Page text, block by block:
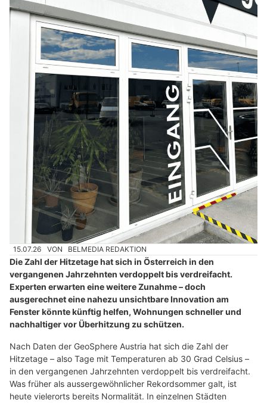
15.07.26 VON BELMEDIA REDAKTION
Die Zahl der Hitzetage hat sich in Österreich in den
vergangenen Jahrzehnten verdoppelt bis verdreifacht.
Experten erwarten eine weitere Zunahme – doch
ausgerechnet eine nahezu unsichtbare Innovation am
Fenster könnte künftig helfen, Wohnungen schneller und
nachhaltiger vor Überhitzung zu schützen.
Nach Daten der GeoSphere Austria hat sich die Zahl der
Hitzetage – also Tage mit Temperaturen ab 30 Grad Celsius –
in den vergangenen Jahrzehnten verdoppelt bis verdreifacht.
Was früher als aussergewöhnlicher Rekordsommer galt, ist
heute vielerorts bereits Normalität. In einzelnen Städten